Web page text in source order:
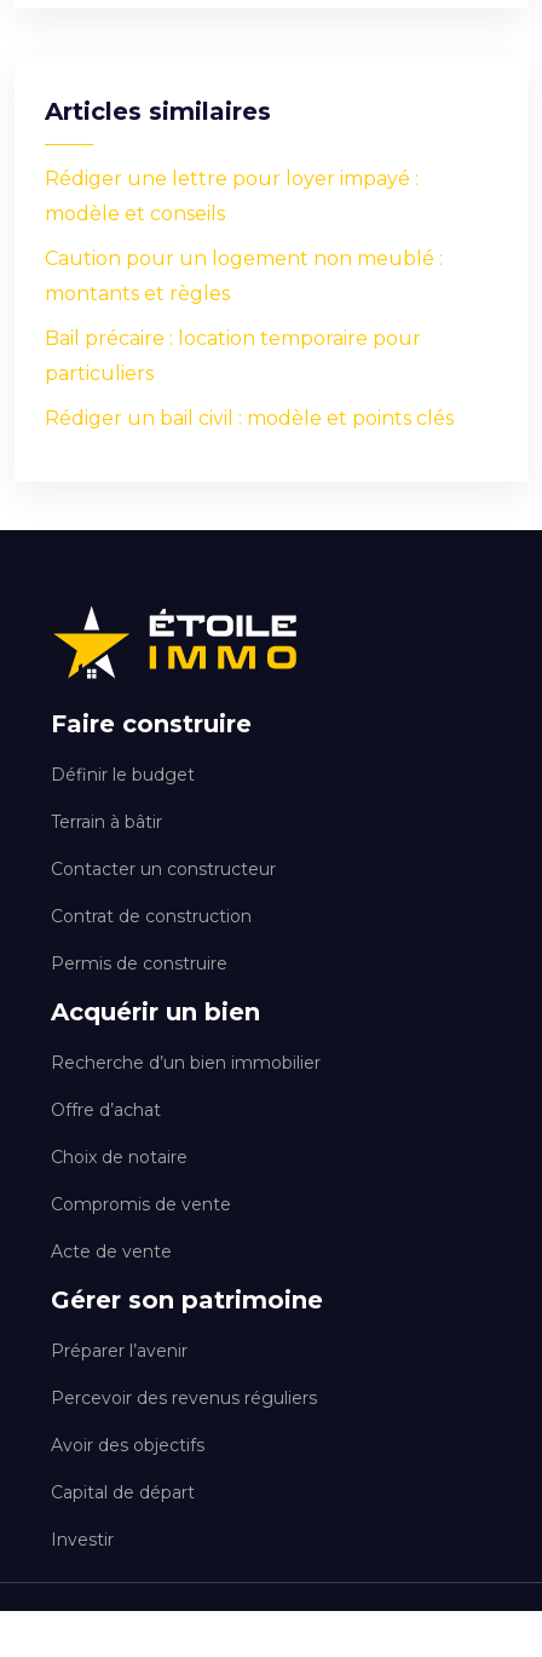
Articles similaires
Rédiger une lettre pour loyer impayé :
modèle et conseils
Caution pour un logement non meublé :
montants et règles
Bail précaire : location temporaire pour
particuliers
Rédiger un bail civil : modèle et points clés
Faire construire
Définir le budget
Terrain à bâtir
Contacter un constructeur
Contrat de construction
Permis de construire
Acquérir un bien
Recherche d’un bien immobilier
Offre d’achat
Choix de notaire
Compromis de vente
Acte de vente
Gérer son patrimoine
Préparer l’avenir
Percevoir des revenus réguliers
Avoir des objectifs
Capital de départ
Investir